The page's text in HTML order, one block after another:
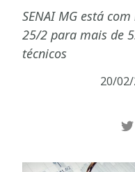
SENAI MG está
25/2 para mais de
técnicos
20/